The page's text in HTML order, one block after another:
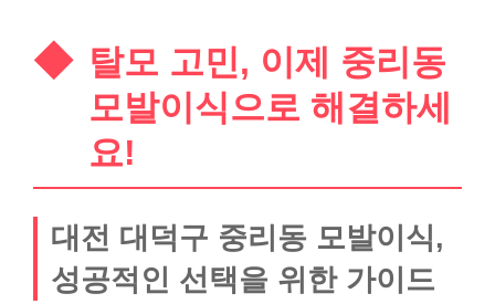
탈모 고민, 이제 중리동
모발이식으로 해결하세
요!
대전 대덕구 중리동 모발이식,
성공적인 선택을 위한 가이드